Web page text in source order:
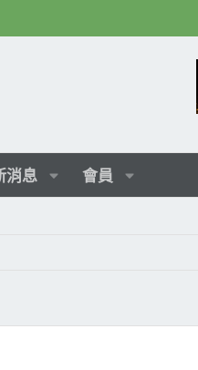
消息 會員